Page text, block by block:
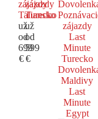
zájazdy
Taliansko
už
od
699
€
zájazdy
Turecko
už
od
599
€
zájazdy
Last
Minute
Turecko
Maldivy
Last
Minute
Egypt